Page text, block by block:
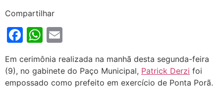
Compartilhar
Facebook
WhatsApp
Em cerimônia realizada na manhã desta segunda-feira
(9), no gabinete do Paço Municipal, Patrick Derzi foi
empossado como prefeito em exercício de Ponta Porã.